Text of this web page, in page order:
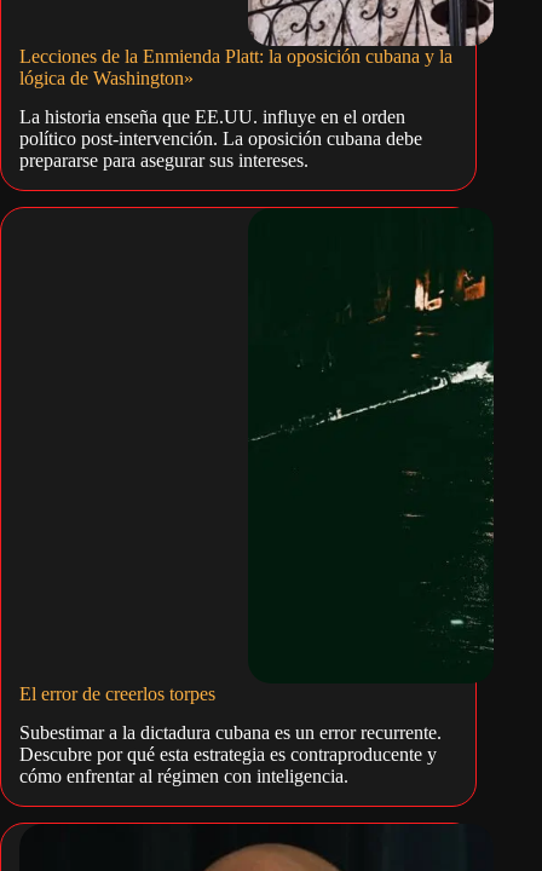
Lecciones de la Enmienda Platt: la oposición cubana y la
lógica de Washington»
La historia enseña que EE.UU. influye en el orden
político post-intervención. La oposición cubana debe
prepararse para asegurar sus intereses.
El error de creerlos torpes
Subestimar a la dictadura cubana es un error recurrente.
Descubre por qué esta estrategia es contraproducente y
cómo enfrentar al régimen con inteligencia.